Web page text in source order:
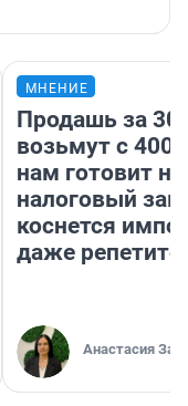
МНЕНИЕ
Продашь за
возьмут с
нам готовит
налоговый
коснется
даже
Анастасия